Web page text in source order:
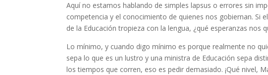
Aquí no estamos hablando de simples lapsus o errores sin
competencia y el conocimiento de quienes nos gobiernan. Si
de la Educación tropieza con la lengua, ¿qué esperanzas nos
Lo mínimo, y cuando digo mínimo es porque realmente no
sepa lo que es un lustro y una ministra de Educación sepa
los tiempos que corren, eso es pedir demasiado. ¡Qué nivel,